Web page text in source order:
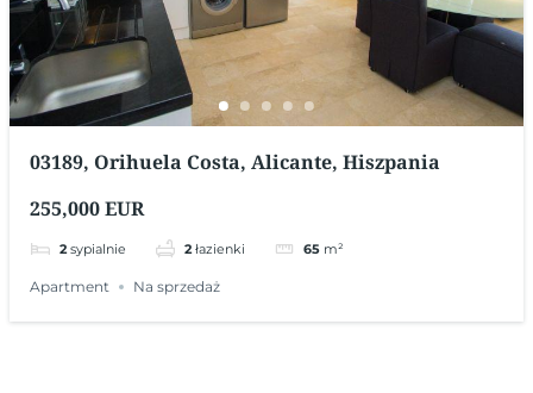
03189, Orihuela Costa, Alicante, Hiszpania
255,000 EUR
2 sypialnie 2 łazienki 65 m²
Apartment Na sprzedaż